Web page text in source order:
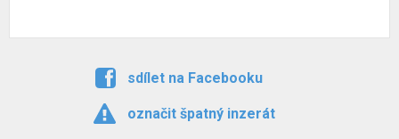
sdílet na Facebooku
označit špatný inzerát